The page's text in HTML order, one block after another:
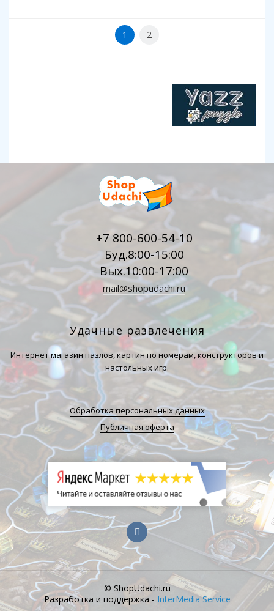
1 2
+7 800-600-54-10
Буд.8:00-15:00
Вых.10:00-17:00
mail@shopudachi.ru
Удачные развлечения
Интернет магазин пазлов, картин по номерам, конструкторов и
настольных игр.
Обработка персональных данных
Публичная оферта
© ShopUdachi.ru
Разработка и поддержка - InterMedia Service